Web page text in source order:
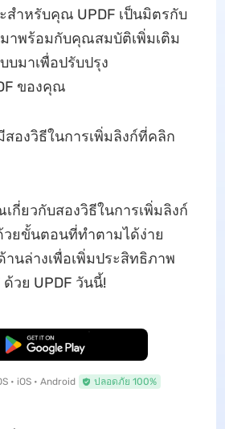
สำหรับคุณ UPDF เป็นมิตรกับ
าพร้อมกับคุณสมบัติเพิ่มเติม
มาเพื่อปรับปรุง
ของคุณ
องวิธีในการเพิ่มลิงก์ที่คลิก
กี่ยวกับสองวิธีในการเพิ่มลิงก์
วยขั้นตอนที่ทำตามได้ง่าย
านล่างเพื่อเพิ่มประสิทธิภาพ
วย UPDF วันนี้!
ดาวน์โหลดฟรี
• iOS • Android ปลอดภัย 100%